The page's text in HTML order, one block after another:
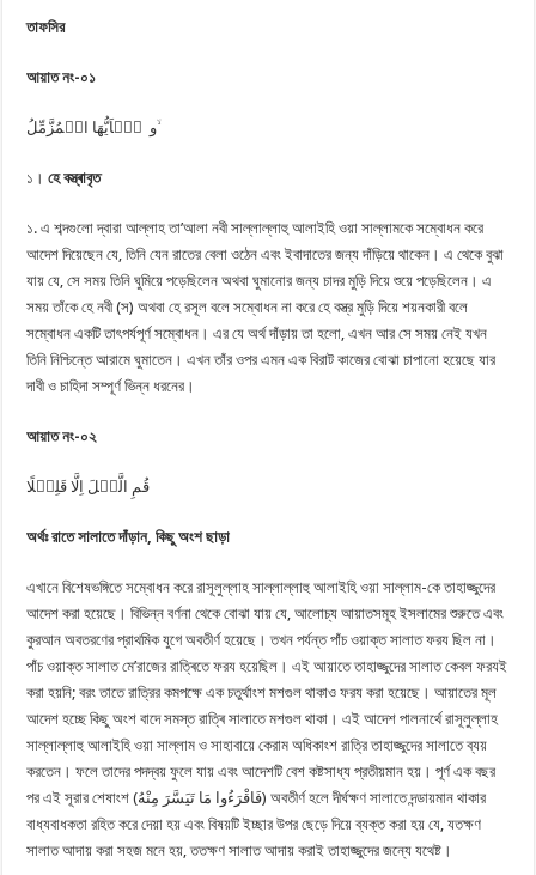
তাফসির
আয়াত নং-০১
و یٰۤاَیُّهَا الۡمُزَّمِّلُ ۙ
১।হে বস্ত্ৰাবৃত
১. এ শব্দগুলো দ্বারা আল্লাহ তা’আলা নবী সাল্লাল্লাহু আলাইহি ওয়া সাল্লামকে সম্বোধন করে
আদেশ দিয়েছেন যে, তিনি যেন রাতের বেলা ওঠেন এবং ইবাদাতের জন্য দাঁড়িয়ে থাকেন। এ থেকে বুঝা
যায় যে, সে সময় তিনি ঘুমিয়ে পড়েছিলেন অথবা ঘুমানোর জন্য চাদর মুড়ি দিয়ে শুয়ে পড়েছিলেন। এ
সময় তাঁকে হে নবী (স) অথবা হে রসূল বলে সম্বোধন না করে হে বস্ত্র মুড়ি দিয়ে শয়নকারী বলে
সম্বোধন একটি তাৎপর্যপূর্ণ সম্বোধন। এর যে অর্থ দাঁড়ায় তা হলো, এখন আর সে সময় নেই যখন
তিনি নিশ্চিন্তে আরামে ঘুমাতেন। এখন তাঁর ওপর এমন এক বিরাট কাজের বোঝা চাপানো হয়েছে যার
দাবী ও চাহিদা সম্পূর্ণ ভিন্ন ধরনের।
আয়াত নং-০২
قُمِ الَّیۡلَ اِلَّا قَلِیۡلًا
অর্থঃ রাতে সালাতে দাঁড়ান,কিছু অংশ ছাড়া
এখানে বিশেষভঙ্গিতে সম্বোধন করে রাসূলুল্লাহ সাল্লাল্লাহু আলাইহি ওয়া সাল্লাম-কে তাহাজ্জুদের
আদেশ করা হয়েছে। বিভিন্ন বর্ণনা থেকে বোঝা যায় যে, আলোচ্য আয়াতসমূহ ইসলামের শুরুতে এবং
কুরআন অবতরণের প্রাথমিক যুগে অবতীর্ণ হয়েছে। তখন পর্যন্ত পাঁচ ওয়াক্ত সালাত ফরয ছিল না।
পাঁচ ওয়াক্ত সালাত মে’রাজের রাত্ৰিতে ফরয হয়েছিল। এই আয়াতে তাহাজ্জুদের সালাত কেবল ফরযই
করা হয়নি; বরং তাতে রাত্রির কমপক্ষে এক চতুর্থাংশ মশগুল থাকাও ফরয করা হয়েছে। আয়াতের মূল
আদেশ হচ্ছে কিছু অংশ বাদে সমস্ত রাত্ৰি সালাতে মশগুল থাকা। এই আদেশ পালনার্থে রাসূলুল্লাহ
সাল্লাল্লাহু আলাইহি ওয়া সাল্লাম ও সাহাবায়ে কেরাম অধিকাংশ রাত্রি তাহাজ্জুদের সালাতে ব্যয়
করতেন। ফলে তাদের পদদ্বয় ফুলে যায় এবং আদেশটি বেশ কষ্টসাধ্য প্রতীয়মান হয়। পূর্ণ এক বছর
পর এই সূরার শেষাংশ (فَاقْرَءُوا مَا تَيَسَّرَ مِنْهُ) অবতীর্ণ হলে দীর্ঘক্ষণ সালাতে দন্ডায়মান থাকার
বাধ্যবাধকতা রহিত করে দেয়া হয় এবং বিষয়টি ইচ্ছার উপর ছেড়ে দিয়ে ব্যক্ত করা হয় যে, যতক্ষণ
সালাত আদায় করা সহজ মনে হয়, ততক্ষণ সালাত আদায় করাই তাহাজ্জুদের জন্যে যথেষ্ট।